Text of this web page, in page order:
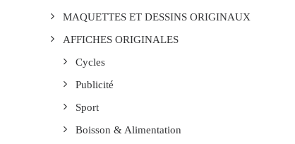
MAQUETTES ET DESSINS ORIGINAUX
AFFICHES ORIGINALES
Cycles
Publicité
Sport
Boisson & Alimentation